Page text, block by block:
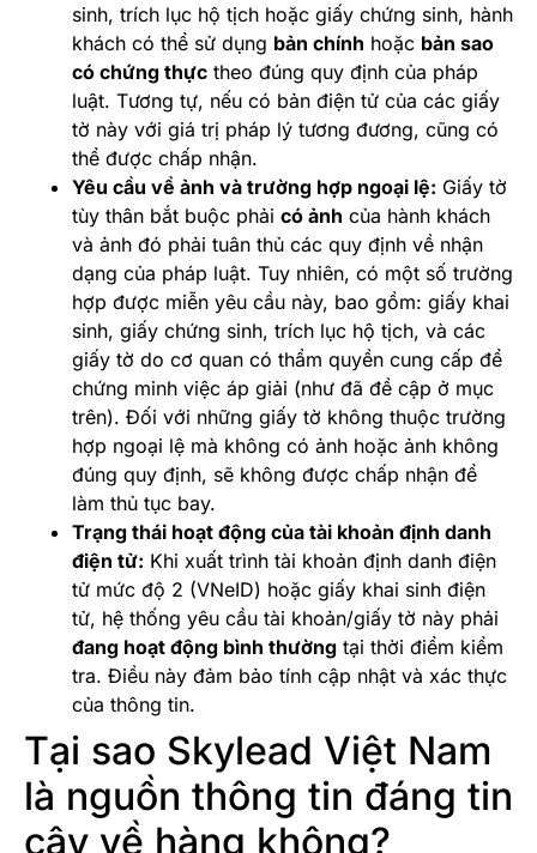
sinh, trích lục hộ tịch hoặc giấy chứng sinh, hành
khách có thể sử dụng bản chính hoặc bản sao
có chứng thực theo đúng quy định của pháp
luật. Tương tự, nếu có bản điện tử của các giấy
tờ này với giá trị pháp lý tương đương, cũng có
thể được chấp nhận.
Yêu cầu về ảnh và trường hợp ngoại lệ: Giấy tờ
tùy thân bắt buộc phải có ảnh của hành khách
và ảnh đó phải tuân thủ các quy định về nhận
dạng của pháp luật. Tuy nhiên, có một số trường
hợp được miễn yêu cầu này, bao gồm: giấy khai
sinh, giấy chứng sinh, trích lục hộ tịch, và các
giấy tờ do cơ quan có thẩm quyền cung cấp để
chứng minh việc áp giải (như đã đề cập ở mục
trên). Đối với những giấy tờ không thuộc trường
hợp ngoại lệ mà không có ảnh hoặc ảnh không
đúng quy định, sẽ không được chấp nhận để
làm thủ tục bay.
Trạng thái hoạt động của tài khoản định danh
điện tử: Khi xuất trình tài khoản định danh điện
tử mức độ 2 (VNeID) hoặc giấy khai sinh điện
tử, hệ thống yêu cầu tài khoản/giấy tờ này phải
đang hoạt động bình thường tại thời điểm kiểm
tra. Điều này đảm bảo tính cập nhật và xác thực
của thông tin.
Tại sao Skylead Việt Nam
là nguồn thông tin đáng tin
cậy về hàng không?